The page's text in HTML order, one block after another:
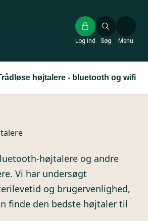
Søg
Log ind Menu
højtalere - bluetooth og wifi
højtalere og andre
Vi har undersøgt
og brugervenlighed,
finde den bedste højtaler til